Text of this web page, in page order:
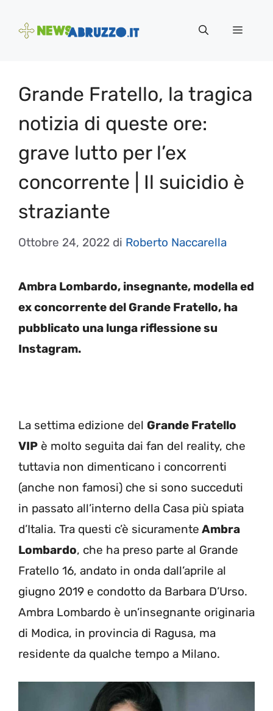
Menu
Grande Fratello, la tragica
notizia di queste ore:
grave lutto per l’ex
concorrente | Il suicidio è
straziante
Ottobre 24, 2022 di Roberto Naccarella
Ambra Lombardo, insegnante, modella ed
ex concorrente del Grande Fratello, ha
pubblicato una lunga riflessione su
Instagram.
La settima edizione del Grande Fratello
VIP è molto seguita dai fan del reality, che
tuttavia non dimenticano i concorrenti
(anche non famosi) che si sono succeduti
in passato all’interno della Casa più spiata
d’Italia. Tra questi c’è sicuramente Ambra
Lombardo, che ha preso parte al Grande
Fratello 16, andato in onda dall’aprile al
giugno 2019 e condotto da Barbara D’Urso.
Ambra Lombardo è un’insegnante originaria
di Modica, in provincia di Ragusa, ma
residente da qualche tempo a Milano.